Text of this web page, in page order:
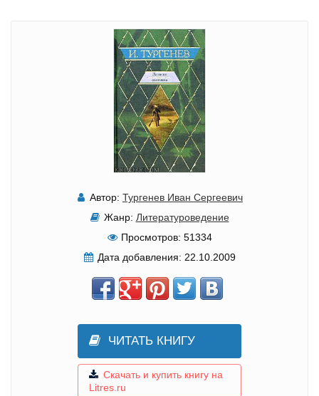
Автор: Тургенев Иван Сергеевич
Жанр: Литературоведение
Просмотров: 51334
Дата добавления: 22.10.2009
ЧИТАТЬ КНИГУ
Скачать и купить книгу на
Litres.ru